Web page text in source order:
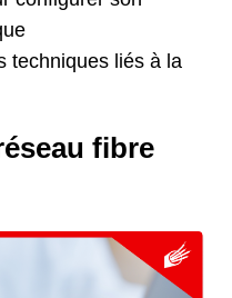
techniques liés à la
fibre